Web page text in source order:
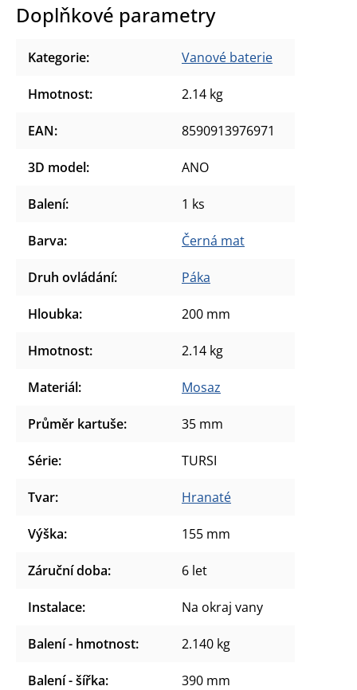
Doplňkové parametry
Kategorie: Vanové baterie
Hmotnost: 2.14 kg
EAN: 8590913976971
3D model: ANO
Balení: 1 ks
Barva: Černá mat
Druh ovládání: Páka
Hloubka: 200 mm
Hmotnost: 2.14 kg
Materiál: Mosaz
Průměr kartuše: 35 mm
Série: TURSI
Tvar: Hranaté
Výška: 155 mm
Záruční doba: 6 let
Instalace: Na okraj vany
Balení - hmotnost: 2.140 kg
Balení - šířka: 390 mm